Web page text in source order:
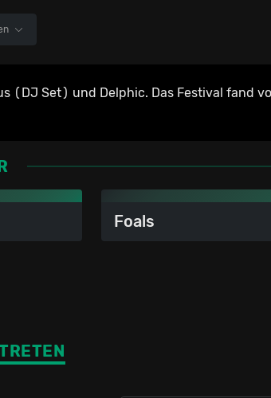
(DJ Set) und Delphic. Das Festival fand
Foals